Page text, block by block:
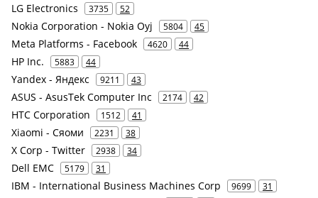
LG Electronics 3735 52
Nokia Corporation - Nokia Oyj 5804 45
Meta Platforms - Facebook 4620 44
HP Inc. 5883 44
Yandex - Яндекс 9211 43
ASUS - AsusTek Computer Inc 2174 42
HTC Corporation 1512 41
Xiaomi - Сяоми 2231 38
X Corp - Twitter 2938 34
Dell EMC 5179 31
IBM - International Business Machines Corp 9699 31